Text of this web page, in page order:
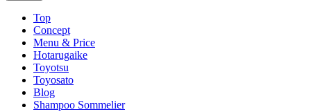
Top
Concept
Menu & Price
Hotarugaike
Toyotsu
Toyosato
Blog
Shampoo Sommelier